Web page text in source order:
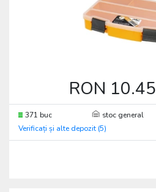
RON 10.45
371 buc stoc general
Verificați și alte depozit (5)